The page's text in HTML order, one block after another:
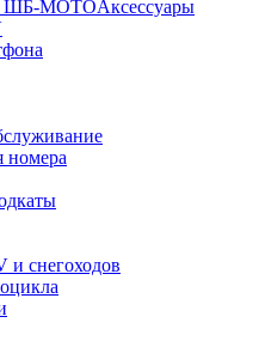
Аксессуары
номера
снегоходов